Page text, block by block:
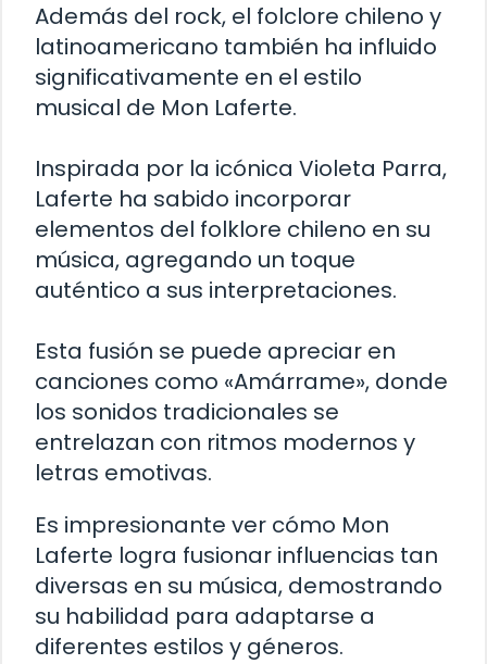
Además del rock, el folclore chileno y
latinoamericano también ha influido
significativamente en el estilo
musical de Mon Laferte.
Inspirada por la icónica Violeta Parra,
Laferte ha sabido incorporar
elementos del folklore chileno en su
música, agregando un toque
auténtico a sus interpretaciones.
Esta fusión se puede apreciar en
canciones como «Amárrame», donde
los sonidos tradicionales se
entrelazan con ritmos modernos y
letras emotivas.
Es impresionante ver cómo Mon
Laferte logra fusionar influencias tan
diversas en su música, demostrando
su habilidad para adaptarse a
diferentes estilos y géneros.